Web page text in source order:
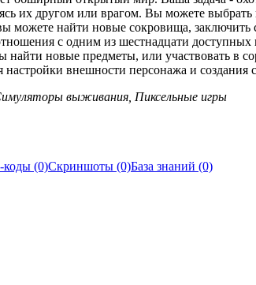
их другом или врагом. Вы можете
можете найти новые сокровища,
с одним из шестнадцати доступных
новые предметы, или участвовать в
внешности персонажа и создания
выживания, Пиксельные игры
коды (0)Скриншоты (0)База знаний (0)